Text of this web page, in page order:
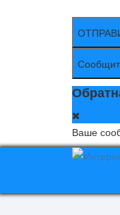
Ваше